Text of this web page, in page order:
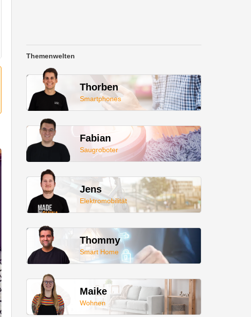
Themenwelten
Thorben
Smartphones
Fabian
Saugroboter
Jens
Elektromobilität
Thommy
Smart Home
Maike
Wohnen